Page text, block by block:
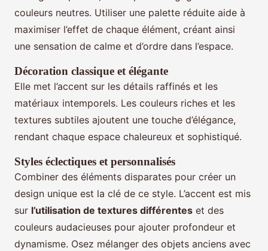
couleurs neutres. Utiliser une palette réduite aide à
maximiser l’effet de chaque élément, créant ainsi
une sensation de calme et d’ordre dans l’espace.
Décoration classique et élégante
Elle met l’accent sur les détails raffinés et les
matériaux intemporels. Les couleurs riches et les
textures subtiles ajoutent une touche d’élégance,
rendant chaque espace chaleureux et sophistiqué.
Styles éclectiques et personnalisés
Combiner des éléments disparates pour créer un
design unique est la clé de ce style. L’accent est mis
sur l’utilisation de textures différentes et des
couleurs audacieuses pour ajouter profondeur et
dynamisme. Osez mélanger des objets anciens avec